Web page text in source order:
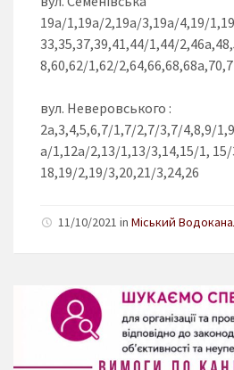
19а/1,19а/2,19а/3,19а/4,19/
33,35,37,39,41,44/1,44/
8,60,62/1,62/
вул. Неверовського :
2а,3,4,5,6,7/1,7/2,7/3,7/4,8,9/
а/1,12а/2,13/1,13/3,14,15/1,
18,19/2,19/3,20,21/3,24,26
11/10/2021 in Міський